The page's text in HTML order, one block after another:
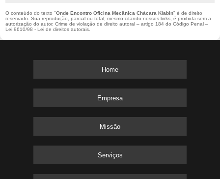
O conteúdo do texto "Onde Encontro Oficina Mecânica Chácara Klabin" é de direito
reservado. Sua reprodução, parcial ou total, mesmo citando nossos links, é proibida sem a
autorização do autor. Crime de violação de direito autoral – artigo 184 do Código Penal –
Lei 9610/98 - Lei de direitos autorais
Home
Empresa
Missão
Serviços